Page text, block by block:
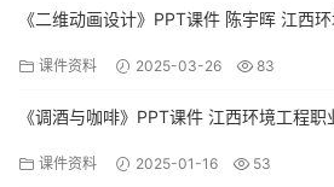
《二维动画设计》PPT课件 陈宇晖 江西
课件资料 2025-03-26 83
《调酒与咖啡》PPT课件 江西环境工程职
课件资料 2025-01-16 53